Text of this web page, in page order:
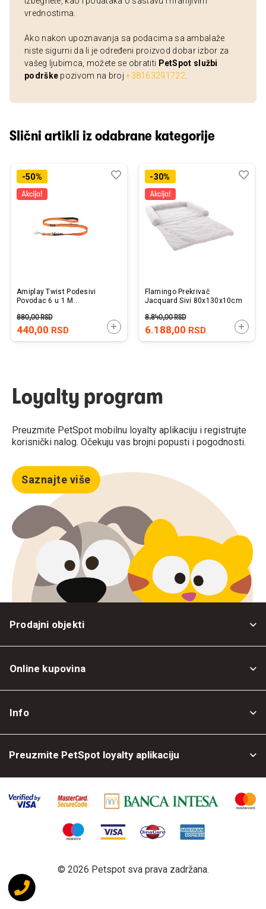
vrednostima.
Ako nakon upoznavanja sa podacima sa ambalaže
niste sigurni da li je određeni proizvod dobar izbor za
vašeg ljubimca, možete se obratiti PetSpot službi
podrške pozivom na broj+38163291722
Slični artikli iz odabrane kategorije
-50%
Amiplay Twist Podesivi
Povodac 6 u 1 M
440,00 RSD
880,00RSD
DODAJTE U KORPU
Dodaj
Uporedi-30%
Flamingo Prekrivač
Jacquard Sivi 80x130x10cm
6.188,00 RSD
8.840,00RSD
Loyalty program
Preuzmite PetSpot mobilnu loyalty aplikaciju i registrujte
korisnički nalog. Očekuju vas brojni popusti i pogodnosti.
Saznajte više
Prodajni objekti
Online kupovina
Info
Preuzmite PetSpot loyalty aplikaciju
© 2026 Petspot sva prava zadržana.